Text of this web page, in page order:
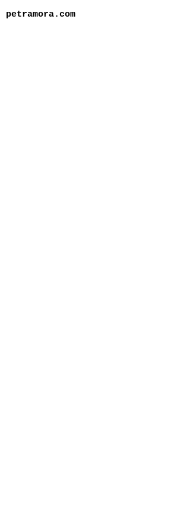
petramora.com